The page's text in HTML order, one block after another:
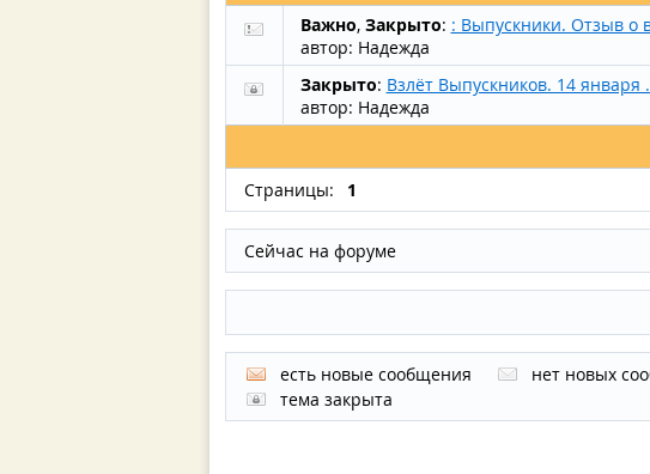
Важно, Закрыто: : Выпускники. Отзыв о
автор: Надежда
Закрыто: Взлёт Выпускников. 14
автор: Надежда
Страницы: 1
Сейчас на форуме
есть новые сообщения нет новых
тема закрыта